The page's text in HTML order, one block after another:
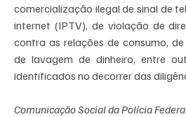
comercialização ilegal de sinal de
internet (IPTV), de violação de
contra as relações de consumo,
de lavagem de dinheiro, entre
identificados no decorrer das
Comunicação Social da Polícia